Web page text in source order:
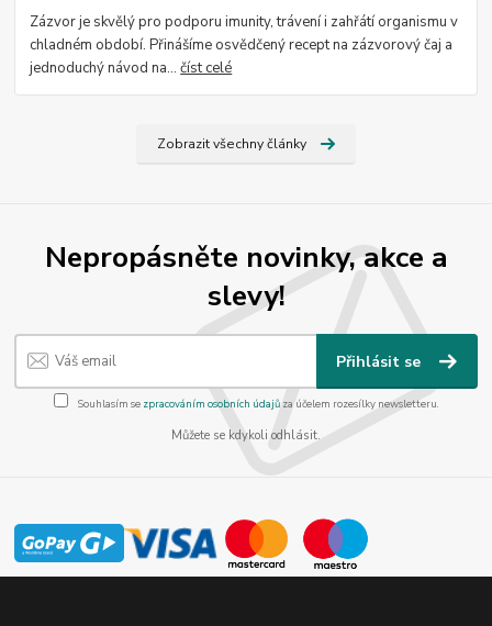
Zázvor je skvělý pro podporu imunity, trávení i zahřátí organismu v
chladném období. Přinášíme osvědčený recept na zázvorový čaj a
jednoduchý návod na...číst celé
Zobrazit všechny články
Nepropásněte novinky, akce a
slevy!
Přihlásit se
Souhlasím se zpracováním osobních údajůza účelem rozesílky newsletteru.
Můžete se kdykoli odhlásit.